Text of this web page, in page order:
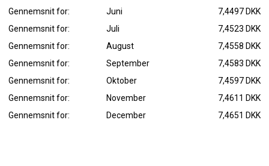
Gennemsnit for:
Juni
7,4497 DKK
Gennemsnit for:
Juli
7,4523 DKK
Gennemsnit for:
August
7,4558 DKK
Gennemsnit for:
September
7,4583 DKK
Gennemsnit for:
Oktober
7,4597 DKK
Gennemsnit for:
November
7,4611 DKK
Gennemsnit for:
December 7,4651 DKK